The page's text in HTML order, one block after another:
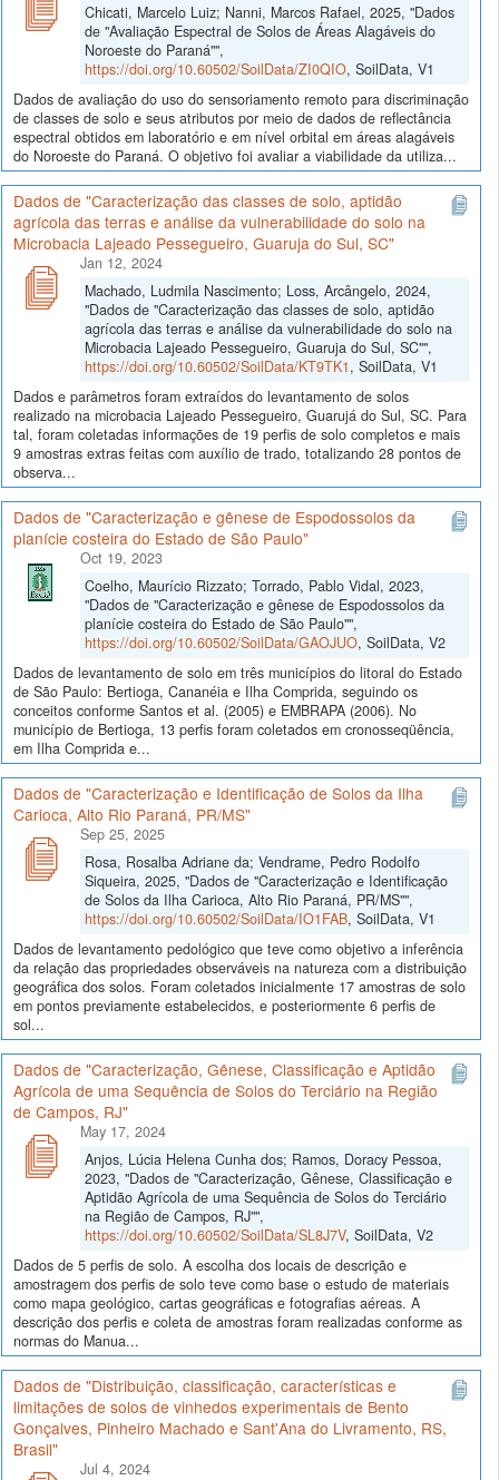
Chicati, Marcelo Luiz; Nanni, Marcos Rafael, 2025, "Dados
de "Avaliação Espectral de Solos de Áreas Alagáveis do
Noroeste do Paraná"",
https://doi.org/10.60502/SoilData/ZI0QIO, SoilData, V1
Dados de avaliação do uso do sensoriamento remoto para discriminação
de classes de solo e seus atributos por meio de dados de reflectância
espectral obtidos em laboratório e em nível orbital em áreas alagáveis
do Noroeste do Paraná. O objetivo foi avaliar a viabilidade da utiliza...
Dados de "Caracterização das classes de solo, aptidão
agrícola das terras e análise da vulnerabilidade do solo na
Microbacia Lajeado Pessegueiro, Guaruja do Sul, SC"
Jan 12, 2024
Machado, Ludmila Nascimento; Loss, Arcângelo, 2024,
"Dados de "Caracterização das classes de solo, aptidão
agrícola das terras e análise da vulnerabilidade do solo na
Microbacia Lajeado Pessegueiro, Guaruja do Sul, SC"",
https://doi.org/10.60502/SoilData/KT9TK1, SoilData, V1
Dados e parâmetros foram extraídos do levantamento de solos
realizado na microbacia Lajeado Pessegueiro, Guarujá do Sul, SC. Para
tal, foram coletadas informações de 19 perfis de solo completos e mais
9 amostras extras feitas com auxílio de trado, totalizando 28 pontos de
observa...
Dados de "Caracterização e gênese de Espodossolos da
planície costeira do Estado de São Paulo"
Oct 19, 2023
Coelho, Maurício Rizzato; Torrado, Pablo Vidal, 2023,
"Dados de "Caracterização e gênese de Espodossolos da
planície costeira do Estado de São Paulo"",
https://doi.org/10.60502/SoilData/GAOJUO, SoilData, V2
Dados de levantamento de solo em três municípios do litoral do Estado
de São Paulo: Bertioga, Cananéia e Ilha Comprida, seguindo os
conceitos conforme Santos et al. (2005) e EMBRAPA (2006). No
município de Bertioga, 13 perfis foram coletados em cronosseqüência,
em Ilha Comprida e...
Dados de "Caracterização e Identificação de Solos da Ilha
Carioca, Alto Rio Paraná, PR/MS"
Sep 25, 2025
Rosa, Rosalba Adriane da; Vendrame, Pedro Rodolfo
Siqueira, 2025, "Dados de "Caracterização e Identificação
de Solos da Ilha Carioca, Alto Rio Paraná, PR/MS"",
https://doi.org/10.60502/SoilData/IO1FAB, SoilData, V1
Dados de levantamento pedológico que teve como objetivo a inferência
da relação das propriedades observáveis na natureza com a distribuição
geográfica dos solos. Foram coletados inicialmente 17 amostras de solo
em pontos previamente estabelecidos, e posteriormente 6 perfis de
sol...
Dados de "Caracterização, Gênese, Classificação e Aptidão
Agrícola de uma Sequência de Solos do Terciário na Região
de Campos, RJ"
May 17, 2024
Anjos, Lúcia Helena Cunha dos; Ramos, Doracy Pessoa,
2023, "Dados de "Caracterização, Gênese, Classificação e
Aptidão Agrícola de uma Sequência de Solos do Terciário
na Região de Campos, RJ"",
https://doi.org/10.60502/SoilData/SL8J7V, SoilData, V2
Dados de 5 perfis de solo. A escolha dos locais de descrição e
amostragem dos perfis de solo teve como base o estudo de materiais
como mapa geológico, cartas geográficas e fotografias aéreas. A
descrição dos perfis e coleta de amostras foram realizadas conforme as
normas do Manua...
Dados de "Distribuição, classificação, características e
limitações de solos de vinhedos experimentais de Bento
Gonçalves, Pinheiro Machado e Sant'Ana do Livramento, RS,
Brasil"
Jul 4, 2024